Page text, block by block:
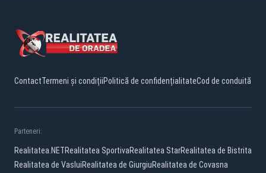
ContactTermeni și condițiiPolitică de confidențialitateCod de conduită
Parteneri:
Realitatea.NETRealitatea SportivaRealitatea StarRealitatea de Bistrita
Realitatea de VasluiRealitatea de GiurgiuRealitatea de Covasna